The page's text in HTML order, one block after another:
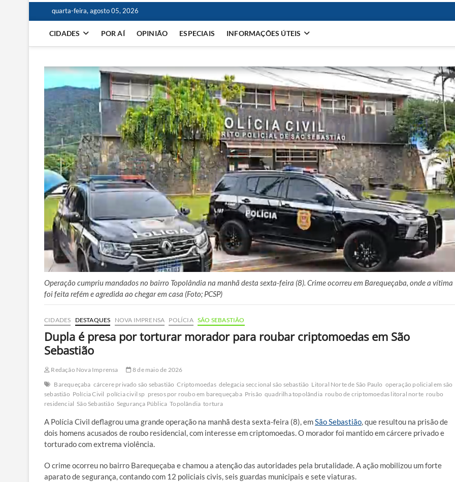
quarta-feira, agosto 05, 2026
CIDADES POR AÍ OPINIÃO ESPECIAIS INFORMAÇÕES ÚTEIS
Operação cumpriu mandados no bairro Topolândia na manhã desta sexta-feira (8). Crime ocorreu em Barequeçaba, onde a vítima
foi feita refém e agredida ao chegar em casa (Foto; PCSP)
CIDADES DESTAQUES NOVA IMPRENSA POLÍCIA SÃO SEBASTIÃO
Dupla é presa por torturar morador para roubar criptomoedas em São
Sebastião
Redação Nova Imprensa
8 de maio de 2026
Barequeçaba cárcere privado são sebastião Criptomoedas delegacia seccional são sebastião Litoral Norte de São Paulo operação policial em são
sebastião Polícia Civil polícia civil sp presos por roubo em barequeçaba Prisão quadrilha topolândia roubo de criptomoedas litoral norte roubo
residencial São Sebastião Segurança Pública Topolândia tortura
A Polícia Civil deflagrou uma grande operação na manhã desta sexta-feira (8), emSão Sebastião, que resultou na prisão de
dois homens acusados de roubo residencial, com interesse em criptomoedas. O morador foi mantido em cárcere privado e
torturado com extrema violência.
O crime ocorreu no bairro Barequeçaba e chamou a atenção das autoridades pela brutalidade. A ação mobilizou um forte
aparato de segurança, contando com 12 policiais civis, seis guardas municipais e sete viaturas.